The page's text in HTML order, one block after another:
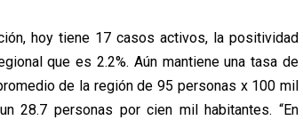
hoy tiene 17 casos activos, la positividad
que es 2.2%. Aún mantiene una tasa de
de la región de 95 personas x 100 mil
28.7 personas por cien mil habitantes. “En